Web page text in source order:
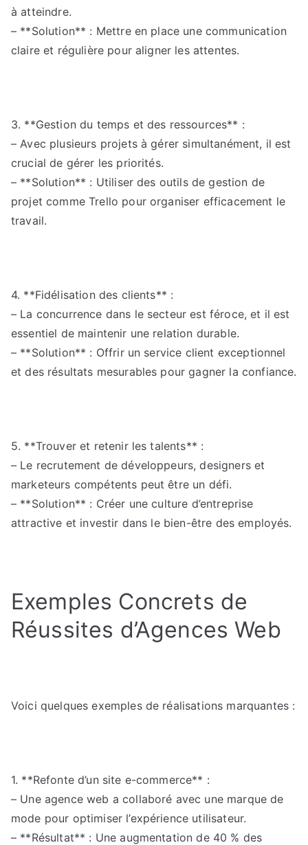
à atteindre.
– **Solution** : Mettre en place une communication
claire et régulière pour aligner les attentes.
3. **Gestion du temps et des ressources** :
– Avec plusieurs projets à gérer simultanément, il est
crucial de gérer les priorités.
– **Solution** : Utiliser des outils de gestion de
projet comme Trello pour organiser efficacement le
travail.
4. **Fidélisation des clients** :
– La concurrence dans le secteur est féroce, et il est
essentiel de maintenir une relation durable.
– **Solution** : Offrir un service client exceptionnel
et des résultats mesurables pour gagner la confiance.
5. **Trouver et retenir les talents** :
– Le recrutement de développeurs, designers et
marketeurs compétents peut être un défi.
– **Solution** : Créer une culture d’entreprise
attractive et investir dans le bien-être des employés.
Exemples Concrets de
Réussites d’Agences Web
Voici quelques exemples de réalisations marquantes :
1. **Refonte d’un site e-commerce** :
– Une agence web a collaboré avec une marque de
mode pour optimiser l’expérience utilisateur.
– **Résultat** : Une augmentation de 40 % des